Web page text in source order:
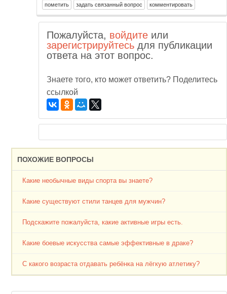
Пожалуйста, войдите или
зарегистрируйтесь для публикации
ответа на этот вопрос.
Знаете того, кто может ответить? Поделитесь
ссылкой
ПОХОЖИЕ ВОПРОСЫ
Какие необычные виды спорта вы знаете?
Какие существуют стили танцев для мужчин?
Подскажите пожалуйста, какие активные игры есть.
Какие боевые искусства самые эффективные в драке?
С какого возраста отдавать ребёнка на лёгкую атлетику?